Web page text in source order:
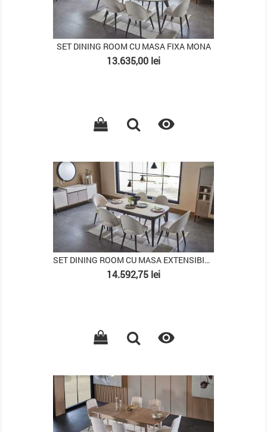
SET DINING ROOM CU MASA FIXA MONA
Pret
13.635,00 lei

SET DINING ROOM CU MASA EXTENSIBILA MONA
Pret
14.592,75 lei
